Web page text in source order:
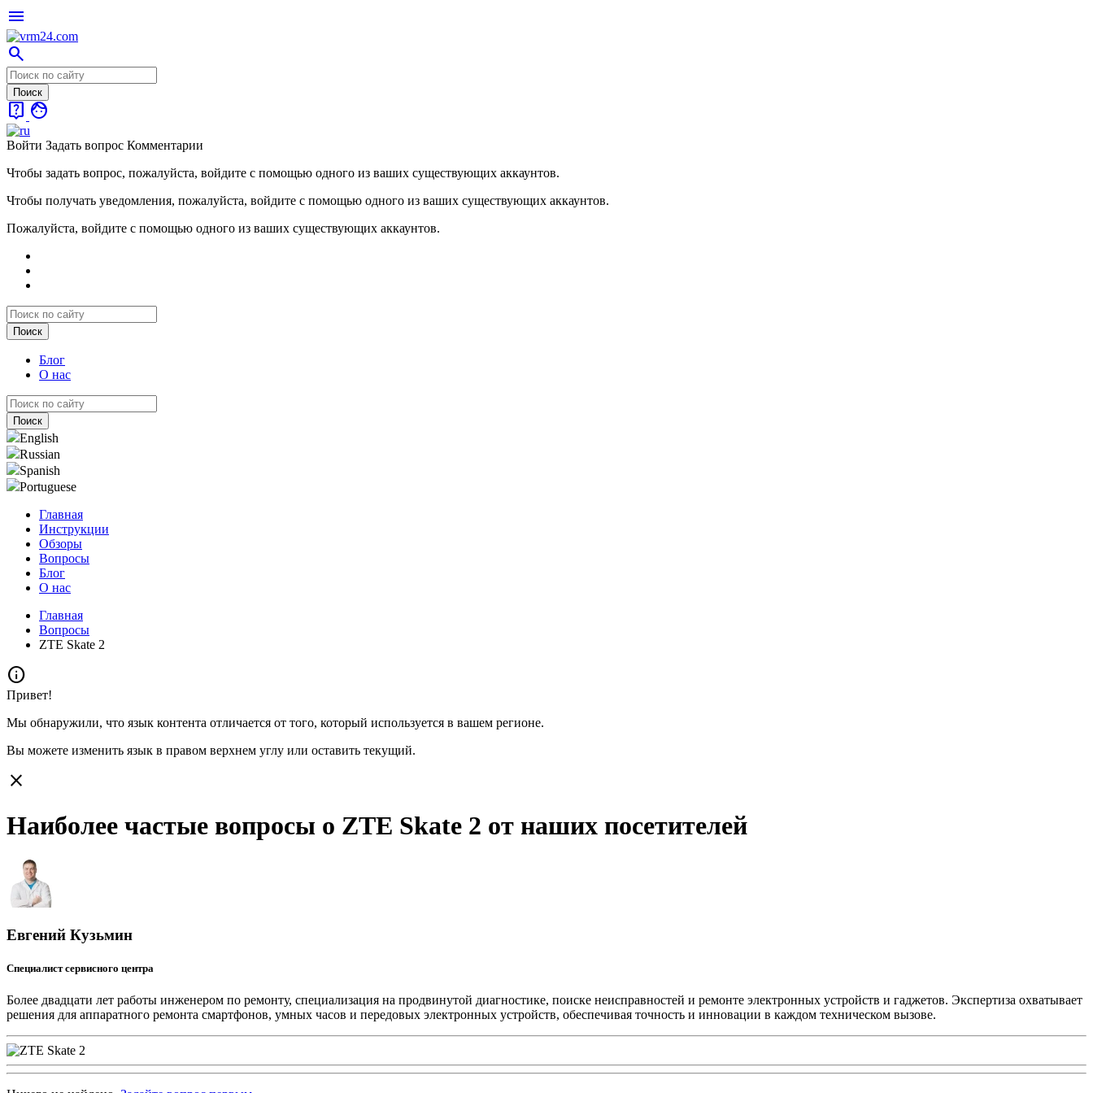
menu
search
live_help face
Войти Задать вопрос Комментарии
Чтобы задать вопрос, пожалуйста, войдите с помощью одного из ваших существующих аккаунтов.
Чтобы получать уведомления, пожалуйста, войдите с помощью одного из ваших существующих аккаунтов.
Пожалуйста, войдите с помощью одного из ваших существующих аккаунтов.
Блог
О нас
English
Russian
Spanish
Portuguese
Главная
Инструкции
Обзоры
Вопросы
Блог
О нас
Главная
Вопросы
ZTE Skate 2
info
Привет!
Мы обнаружили, что язык контента отличается от того, который используется в вашем регионе.
Вы можете изменить язык в правом верхнем углу или оставить текущий.
close
Наиболее частые вопросы о ZTE Skate 2 от наших посетителей
Евгений Кузьмин
Специалист сервисного центра
Более двадцати лет работы инженером по ремонту, специализация на продвинутой диагностике, поиске неисправностей и ремонте электронных устройств и гаджетов. Экспертиза охватывает
решения для аппаратного ремонта смартфонов, умных часов и передовых электронных устройств, обеспечивая точность и инновации в каждом техническом вызове.